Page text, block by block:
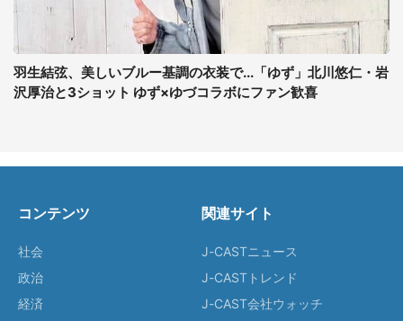
羽生結弦、美しいブルー基調の衣装で...「ゆず」北川悠仁・岩
沢厚治と3ショット ゆず×ゆづコラボにファン歓喜
コンテンツ
社会
政治
経済
関連サイト
J-CASTニュース
J-CASTトレンド
J-CAST会社ウォッチ